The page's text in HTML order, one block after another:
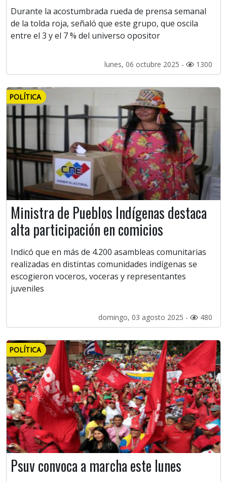
Durante la acostumbrada rueda de prensa semanal
de la tolda roja, señaló que este grupo, que oscila
entre el 3 y el 7 % del universo opositor
lunes, 06 octubre 2025 - 1300
POLÍTICA
Ministra de Pueblos Indígenas destaca
alta participación en comicios
Indicó que en más de 4.200 asambleas comunitarias
realizadas en distintas comunidades indígenas se
escogieron voceros, voceras y representantes
juveniles
domingo, 03 agosto 2025 - 480
POLÍTICA
Psuv convoca a marcha este lunes